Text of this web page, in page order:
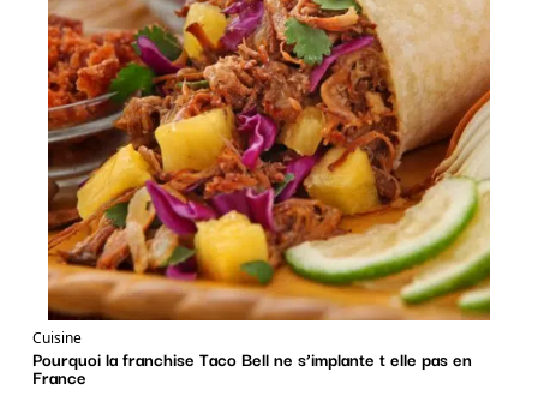
Cuisine
Pourquoi la franchise Taco Bell ne s’implante t elle pas en
France